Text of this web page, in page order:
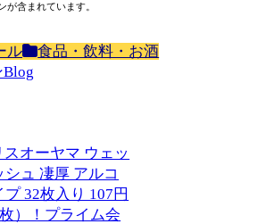
が含まれています。
ル
食品・飲料・お酒